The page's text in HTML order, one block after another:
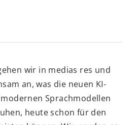
wir in medias res und
an, was die neuen KI-
Sprachmodellen
heute schon für den